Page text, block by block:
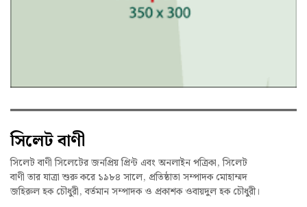
সিলেট বাণী
সিলেট বাণী সিলেটের জনপ্রিয় প্রিন্ট এবং অনলাইন পত্রিকা, সিলেট
বাণী তার যাত্রা শুরু করে ১৯৮৪ সালে, প্রতিষ্ঠাতা সম্পাদক মোহাম্মদ
জহিরুল হক চৌধুরী, বর্তমান সম্পাদক ও প্রকাশক ওবায়দুল হক চৌধুরী।